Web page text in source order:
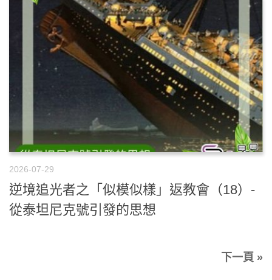
2026-07-29
逆境追光者之「似模似樣」返教會（18）-
從泰坦尼克號引發的思想
下一頁 »